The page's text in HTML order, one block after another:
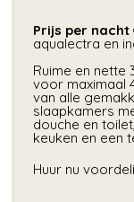
Prijs per nacht
aqualectra en
Ruime en nette
voor maximaal
van alle
slaapkamers
douche en
keuken en een
Huur nu